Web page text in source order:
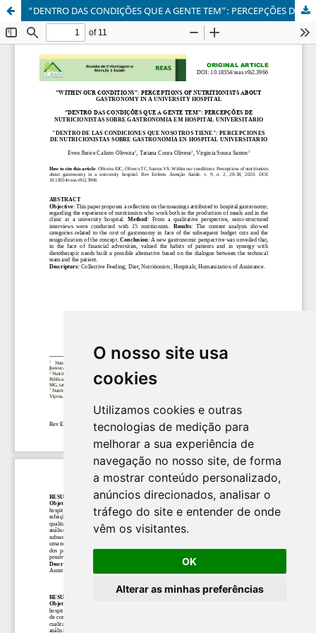
O nosso site usa
cookies
Utilizamos cookies e outras
tecnologias de medição para
melhorar a sua experiência de
navegação no nosso site, de forma
a mostrar conteúdo personalizado,
anúncios direcionados, analisar o
tráfego do site e entender de onde
vêm os visitantes.
OK
Alterar as minhas preferências
“DENTRO DAS CONDIÇÕES QUE A GENTE TEM”: PERCEPÇÕES DE NUTRICIONISTAS SOBRE GASTRONOMIA EM HOSPITAL UNIVERSITÁRIO